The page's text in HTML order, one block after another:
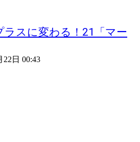
スに変わる！21「マー
22日 00:43